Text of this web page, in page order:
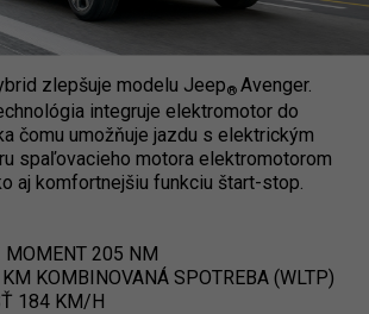
zlepšuje modelu Jeep® Avenger.
integruje elektromotor do
čomu umožňuje jazdu s elektrickým
spaľovacieho motora elektromotorom
aj komfortnejšiu funkciu štart-stop.
MOMENT 205 NM
KOMBINOVANÁ SPOTREBA (WLTP)
184 KM/H